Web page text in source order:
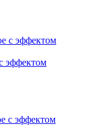
эффектом